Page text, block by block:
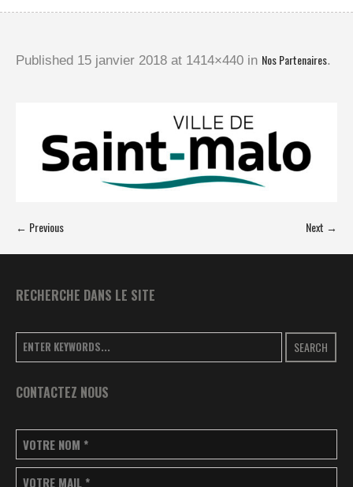
Published 15 janvier 2018 at 1414×440 in Nos Partenaires.
← Previous Next →
RECHERCHE DANS LE SITE
SEARCH
CONTACTEZ NOUS
VOTRE NOM *
VOTRE MAIL *